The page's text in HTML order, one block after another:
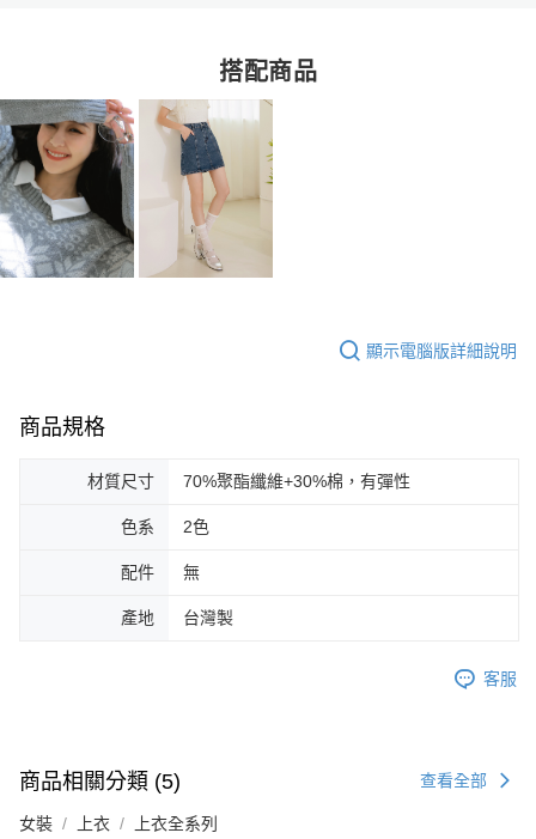
搭配商品
顯示電腦版詳細說明
商品規格
材質尺寸 70%聚酯纖維+30%棉，有彈性
色系 2色
配件 無
產地 台灣製
客服
商品相關分類 (5) 查看全部
女裝 上衣 上衣全系列